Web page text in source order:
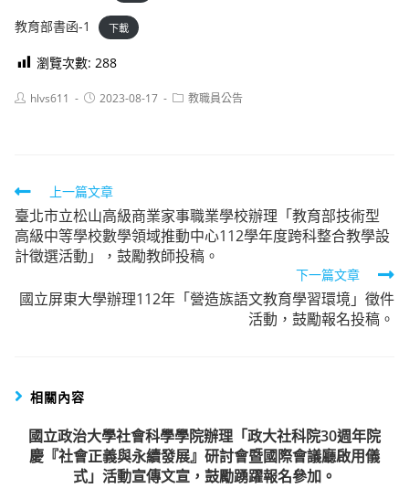
教育部書函-1 下載
瀏覽次數: 288
Posthlvs611
Post2023-08-17
Post教職員公告
Read
more
articles
上一篇文章
臺北市立松山高級商業家事職業學校辦理「教育部技術型
高級中等學校數學領域推動中心112學年度跨科整合教學設
計徵選活動」，鼓勵教師投稿。
下一篇文章
國立屏東大學辦理112年「營造族語文教育學習環境」徵件
活動，鼓勵報名投稿。
相關內容
國立政治大學社會科學學院辦理「政大社科院30週年院
慶『社會正義與永續發展』研討會暨國際會議廳啟用儀
式」活動宣傳文宣，鼓勵踴躍報名參加。